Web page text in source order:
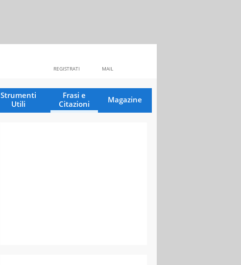
MAIL
REGISTRATI
Strumenti
Utili
Frasi e
Citazioni
Magazine